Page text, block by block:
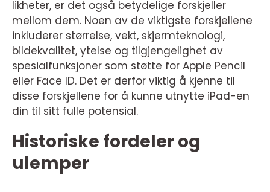
likheter, er det også betydelige forskjeller
mellom dem. Noen av de viktigste forskjellene
inkluderer størrelse, vekt, skjermteknologi,
bildekvalitet, ytelse og tilgjengelighet av
spesialfunksjoner som støtte for Apple Pencil
eller Face ID. Det er derfor viktig å kjenne til
disse forskjellene for å kunne utnytte iPad-en
din til sitt fulle potensial.
Historiske fordeler og
ulemper